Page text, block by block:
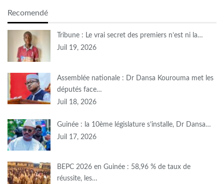
Recomendé
Tribune : Le vrai secret des premiers n’est ni la…
Juil 19, 2026
Assemblée nationale : Dr Dansa Kourouma met les
députés face…
Juil 18, 2026
Guinée : la 10ème législature s’installe, Dr Dansa…
Juil 17, 2026
BEPC 2026 en Guinée : 58,96 % de taux de
réussite, les…